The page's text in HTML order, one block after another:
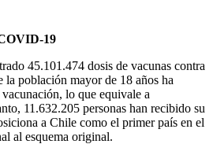
19
45.101.474 dosis de vacunas contra
población mayor de 18 años ha
lo que equivale a
11.632.205 personas han recibido su
a Chile como el primer país en el
al esquema original.